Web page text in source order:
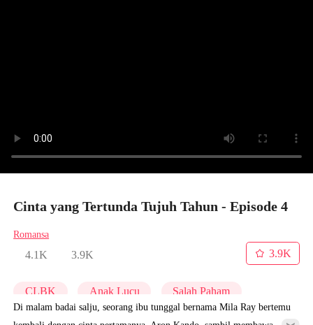
Cinta yang Tertunda Tujuh Tahun - Episode 4
Romansa
4.1K 3.9K
3.9K
CLBK Anak Lucu Salah Paham
Di malam badai salju, seorang ibu tunggal bernama Mila Ray bertemu